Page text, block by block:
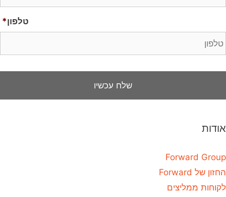
טלפון*
אודות
Forward Group
החזון של Forward
לקוחות ממליצים